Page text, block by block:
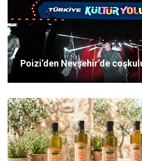
Poizi’den Nevşehir’de